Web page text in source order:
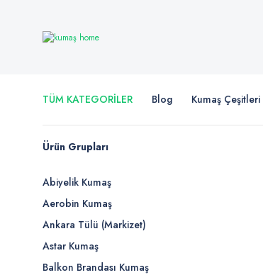
TÜM KATEGORİLER Blog Kumaş Çeşitleri
Ürün Grupları
Abiyelik Kumaş
Aerobin Kumaş
Ankara Tülü (Markizet)
Astar Kumaş
Balkon Brandası Kumaş